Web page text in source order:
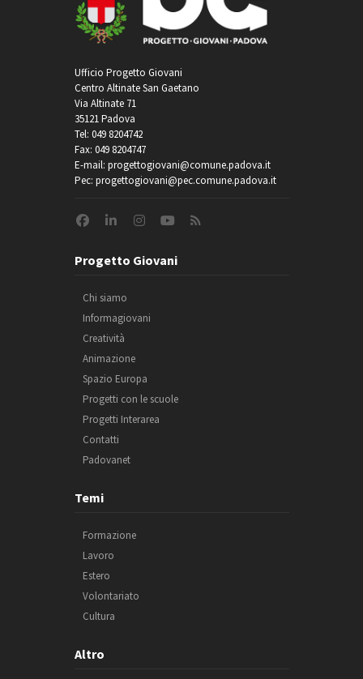
Ufficio Progetto Giovani
Centro Altinate San Gaetano
Via Altinate 71
35121 Padova
Tel: 049 8204742
Fax: 049 8204747
E-mail: progettogiovani@comune.padova.it
Pec: progettogiovani@pec.comune.padova.it
Progetto Giovani
Chi siamo
Informagiovani
Creatività
Animazione
Spazio Europa
Progetti con le scuole
Progetti Interarea
Contatti
Padovanet
Temi
Formazione
Lavoro
Estero
Volontariato
Cultura
Altro